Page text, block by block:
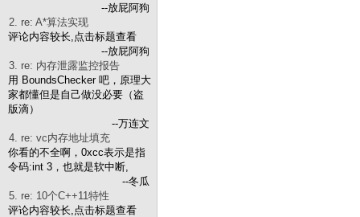
--放屁阿狗
2. re: A*算法实现
评论内容较长,点击标题查看
--放屁阿狗
3. re: 内存泄露监控报告
用 BoundsChecker 吧，原理大
家都懂但是自己做没必要（盗
版滴）
--万连文
4. re: vc内存地址填充
你看的不全啊，0xcc表示是指
令码:int 3，也就是软中断,
--冬瓜
5. re: 10个C++11特性
评论内容较长,点击标题查看